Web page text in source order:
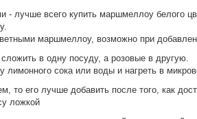
лучше всего купить маршмеллоу белого
маршмеллоу, возможно при
в одну посуду, а розовые в другую.
сока или воды и нагреть в
то его лучше добавить после того, как
ложкой